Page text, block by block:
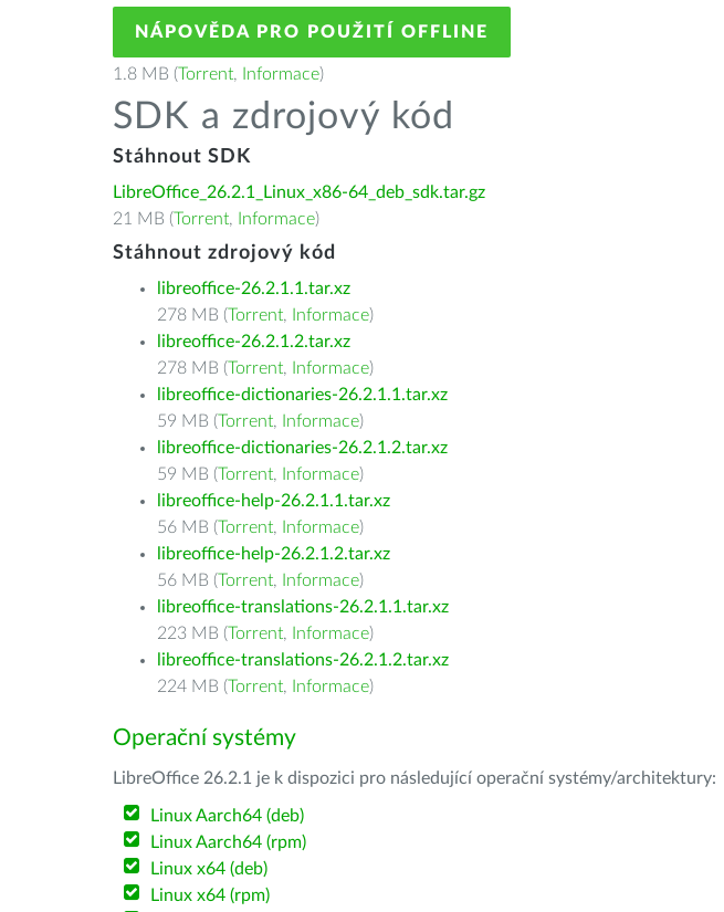
NÁPOVĚDA PRO POUŽITÍ OFFLINE
1.8 MB (Torrent, Informace)
SDK a zdrojový kód
Stáhnout SDK
LibreOffice_26.2.1_Linux_x86-64_deb_sdk.tar.gz
21 MB (Torrent, Informace)
Stáhnout zdrojový kód
libreoffice-26.2.1.1.tar.xz
278 MB (Torrent, Informace)
libreoffice-26.2.1.2.tar.xz
278 MB (Torrent, Informace)
libreoffice-dictionaries-26.2.1.1.tar.xz
59 MB (Torrent, Informace)
libreoffice-dictionaries-26.2.1.2.tar.xz
59 MB (Torrent, Informace)
libreoffice-help-26.2.1.1.tar.xz
56 MB (Torrent, Informace)
libreoffice-help-26.2.1.2.tar.xz
56 MB (Torrent, Informace)
libreoffice-translations-26.2.1.1.tar.xz
223 MB (Torrent, Informace)
libreoffice-translations-26.2.1.2.tar.xz
224 MB (Torrent, Informace)
Operační systémy
LibreOffice 26.2.1 je k dispozici pro následující operační systémy/architektury:
Linux Aarch64 (deb)
Linux Aarch64 (rpm)
Linux x64 (deb)
Linux x64 (rpm)